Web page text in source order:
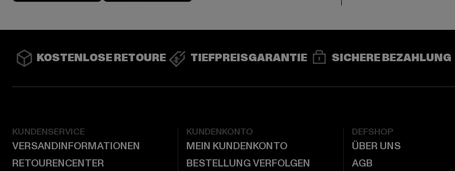
KOSTENLOSE RETOURE TIEFPREISGARANTIE SICHERE BEZAHLUNG
KUNDENSERVICE
VERSANDINFORMATIONEN
RETOURENCENTER
KUNDENKONTO
MEIN KUNDENKONTO
BESTELLUNG VERFOLGEN
DEFSHOP
ÜBER UNS
AGB